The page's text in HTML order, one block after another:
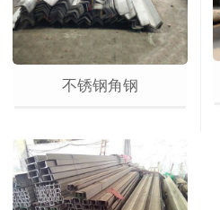
不锈钢角钢